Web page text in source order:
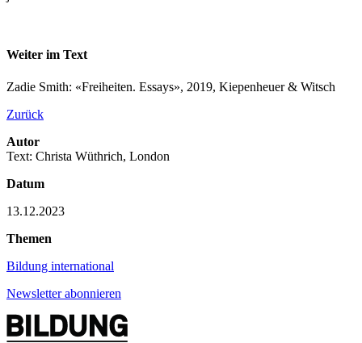
Weiter im Text
Zadie Smith: «Freiheiten. Essays», 2019, Kiepenheuer & Witsch
Zurück
Autor
Text: Christa Wüthrich, London
Datum
13.12.2023
Themen
Bildung international
Newsletter abonnieren